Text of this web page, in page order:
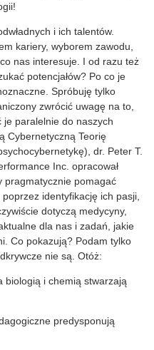
i ich talentów.
kariery, wyborem zawodu,
nas interesuje. I od razu też
potencjałów? Po co je
Spróbuję tylko
zwrócić uwagę na to,
paralelnie do naszych
Cybernetyczną Teorię
dr. Peter T.
Inc. opracował
pragmatycznie pomagać
identyfikację ich pasji,
dotyczą medycyny,
dla nas i zadań, jakie
Co pokazują? Podam tylko
nie są. Otóż:
biologią i chemią stwarzają
predysponują